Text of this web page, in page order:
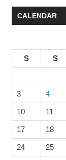
CALENDAR
S
S
3 4
10 11
17 18
24 25